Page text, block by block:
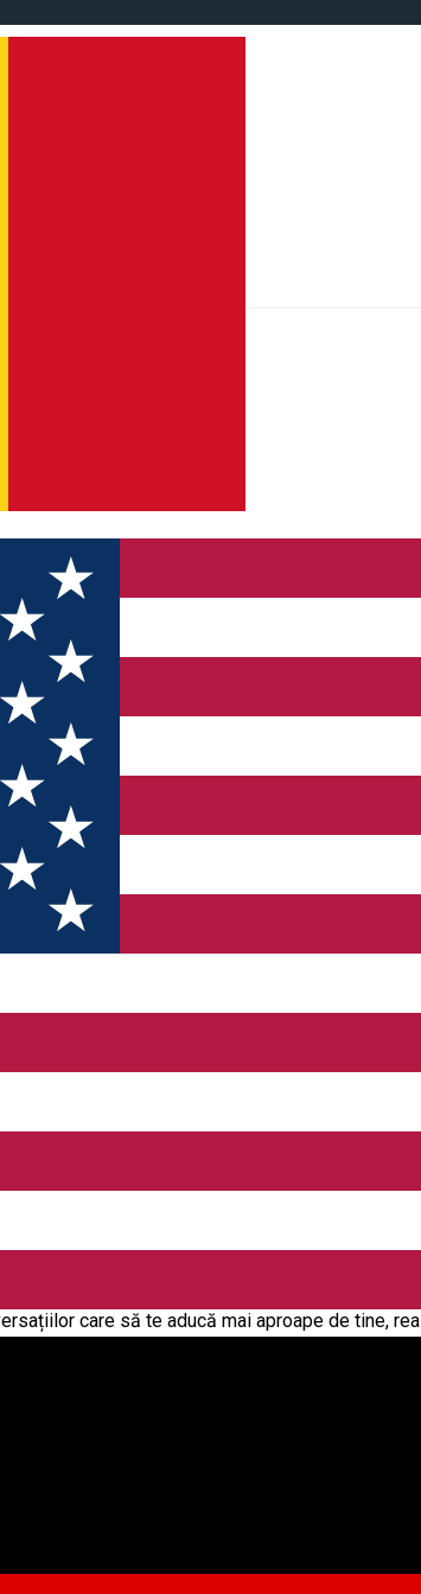
100 pentru România
Abrudean Alexandra
cu formare de grup (psihodrama) - acreditată
atunci când aceștia se simt văzuți,
care să te aducă mai aproape de tine,